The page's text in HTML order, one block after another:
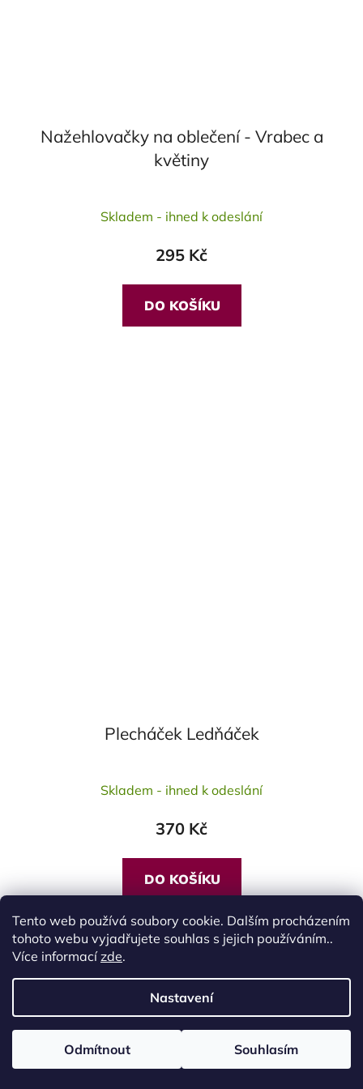
Tento web používá soubory cookie. Dalším procházením
tohoto webu vyjadřujete souhlas s jejich používáním..
Více informacízde.
Nastavení
Odmítnout Souhlasím
Nažehlovačky na oblečení - Vrabec a
květiny
hodnocení
je
5,0
z
5
Skladem - ihned k odeslání
295 Kč
DO KOŠÍKU
Plecháček Ledňáček
Skladem - ihned k odeslání
370 Kč
DO KOŠÍKU
BESTSELLER